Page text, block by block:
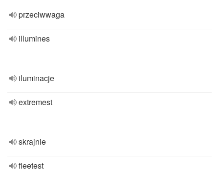
przeciwwaga
illumines
iluminacje
extremest
skrajnie
fleetest